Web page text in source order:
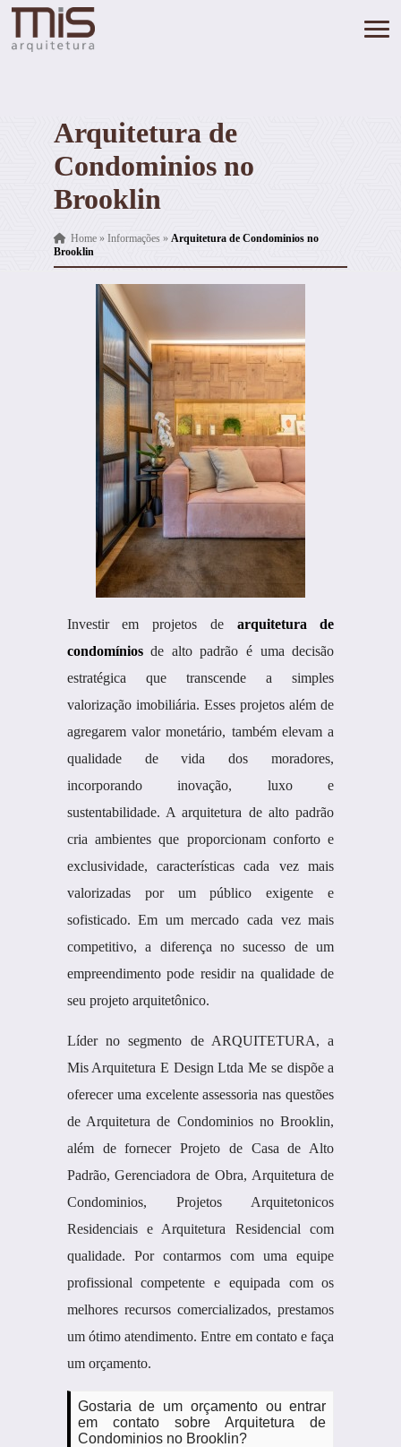
Arquitetura de
Condominios no
Brooklin
Home» Informações » Arquitetura de Condominios no
Brooklin
Investir em projetos de arquitetura de
condomíniosde alto padrão é uma decisão
estratégica que transcende a simples
valorização imobiliária. Esses projetos além de
agregarem valor monetário, também elevam a
qualidade de vida dos moradores,
incorporando inovação, luxo e
sustentabilidade. A arquitetura de alto padrão
cria ambientes que proporcionam conforto e
exclusividade, características cada vez mais
valorizadas por um público exigente e
sofisticado. Em um mercado cada vez mais
competitivo, a diferença no sucesso de um
empreendimento pode residir na qualidade de
seu projeto arquitetônico.
Líder no segmento de ARQUITETURA, a
Mis Arquitetura E Design Ltda Me se dispõe a
oferecer uma excelente assessoria nas questões
de Arquitetura de Condominios no Brooklin,
além de fornecer Projeto de Casa de Alto
Padrão, Gerenciadora de Obra, Arquitetura de
Condominios, Projetos Arquitetonicos
Residenciais e Arquitetura Residencial com
qualidade. Por contarmos com uma equipe
profissional competente e equipada com os
melhores recursos comercializados, prestamos
um ótimo atendimento. Entre em contato e faça
um orçamento.
Gostaria de um orçamento ou entrar
em contato sobre Arquitetura de
Condominios no Brooklin?